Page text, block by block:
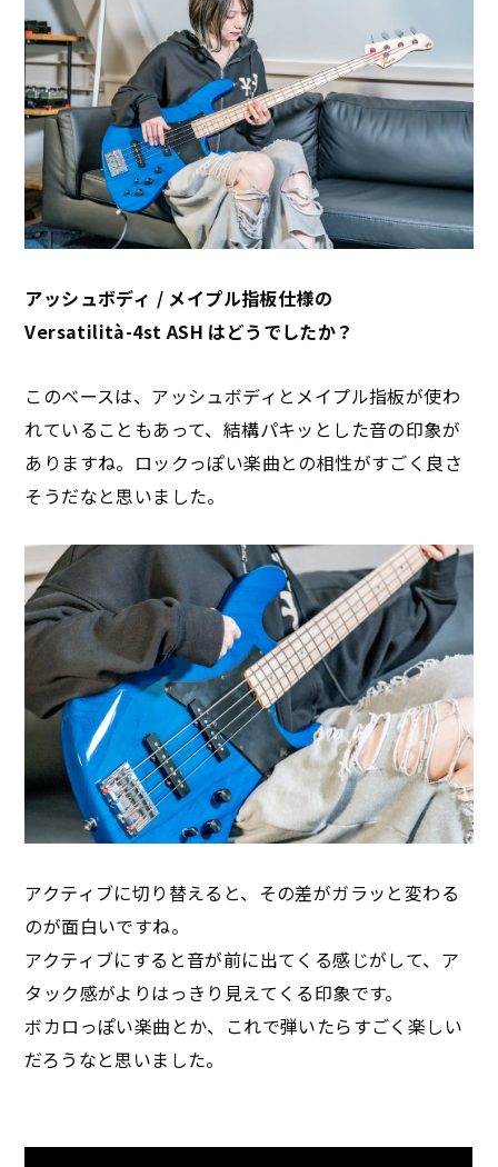
アッシュボディ / メイプル指板仕様の
Versatilità-4st ASH はどうでしたか？
このベースは、アッシュボディとメイプル指板が使わ
れていることもあって、結構パキッとした音の印象が
ありますね。ロックっぽい楽曲との相性がすごく良さ
そうだなと思いました。
アクティブに切り替えると、その差がガラッと変わる
のが面白いですね。
アクティブにすると音が前に出てくる感じがして、ア
タック感がよりはっきり見えてくる印象です。
ボカロっぽい楽曲とか、これで弾いたらすごく楽しい
だろうなと思いました。